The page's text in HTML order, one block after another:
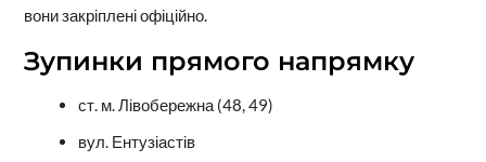
вони закріплені офіційно.
Зупинки прямого напрямку
ст. м. Лівобережна (48, 49)
вул. Ентузіастів